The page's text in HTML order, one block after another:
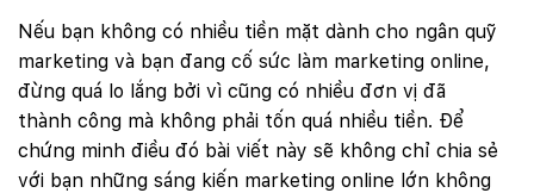
Nếu bạn không có nhiều tiền mặt dành cho ngân quỹ
marketing và bạn đang cố sức làm marketing online,
đừng quá lo lắng bởi vì cũng có nhiều đơn vị đã
thành công mà không phải tốn quá nhiều tiền. Để
chứng minh điều đó bài viết này sẽ không chỉ chia sẻ
với bạn những sáng kiến marketing online lớn không